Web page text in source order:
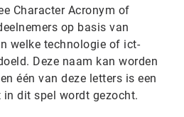
Character Acronym of
op basis van
welke technologie of ict-
Deze naam kan worden
één van deze letters is een
in dit spel wordt gezocht.